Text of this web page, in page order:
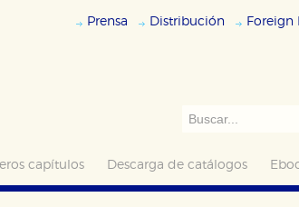
Prensa Distribución Foreign
capítulos Descarga de catálogos